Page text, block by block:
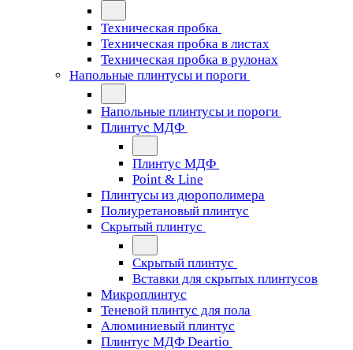
Техническая пробка
Техническая пробка в листах
Техническая пробка в рулонах
Напольные плинтусы и пороги
Напольные плинтусы и пороги
Плинтус МДФ
Плинтус МДФ
Point & Line
Плинтусы из дюрополимера
Полиуретановый плинтус
Скрытый плинтус
Скрытый плинтус
Вставки для скрытых плинтусов
Микроплинтус
Теневой плинтус для пола
Алюминиевый плинтус
Плинтус МДФ Deartio